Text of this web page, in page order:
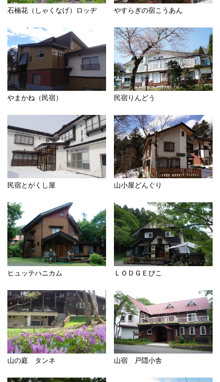
石楠花（しゃくなげ）ロッヂ やすらぎの宿こうあん
やまかね（民宿） 民宿りんどう
民宿とがくし屋 山小屋どんぐり
ヒュッテハニカム ＬＯＤＧＥぴこ
山の庭 タンネ 山宿 戸隠小舎